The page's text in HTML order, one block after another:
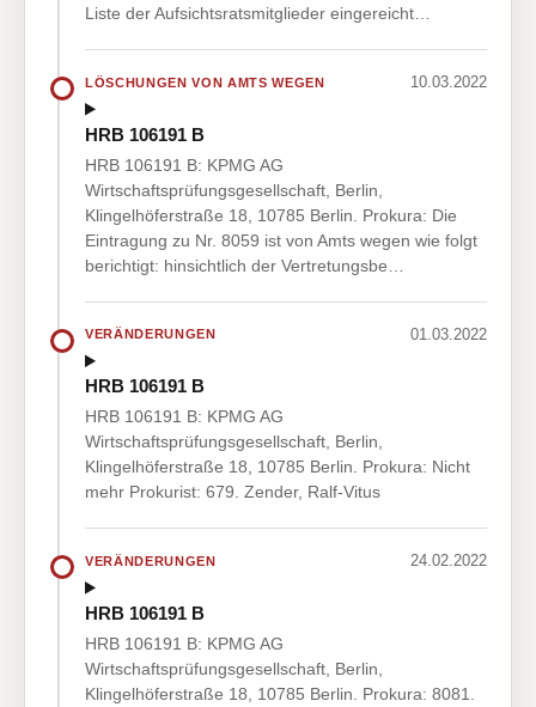
Liste der Aufsichtsratsmitglieder eingereicht…
LÖSCHUNGEN VON AMTS WEGEN 10.03.2022
HRB 106191 B
HRB 106191 B: KPMG AG
Wirtschaftsprüfungsgesellschaft, Berlin,
Klingelhöferstraße 18, 10785 Berlin. Prokura: Die
Eintragung zu Nr. 8059 ist von Amts wegen wie folgt
berichtigt: hinsichtlich der Vertretungsbe…
VERÄNDERUNGEN 01.03.2022
HRB 106191 B
HRB 106191 B: KPMG AG
Wirtschaftsprüfungsgesellschaft, Berlin,
Klingelhöferstraße 18, 10785 Berlin. Prokura: Nicht
mehr Prokurist: 679. Zender, Ralf-Vitus
VERÄNDERUNGEN 24.02.2022
HRB 106191 B
HRB 106191 B: KPMG AG
Wirtschaftsprüfungsgesellschaft, Berlin,
Klingelhöferstraße 18, 10785 Berlin. Prokura: 8081.